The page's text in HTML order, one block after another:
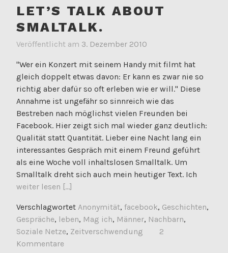
LET’S TALK ABOUT
SMALTALK.
Veröffentlicht am 3. Dezember 2010
"Wer ein Konzert mit seinem Handy mit filmt hat
gleich doppelt etwas davon: Er kann es zwar nie so
richtig aber dafür so oft erleben wie er will." Diese
Annahme ist ungefähr so sinnreich wie das
Bestreben nach möglichst vielen Freunden bei
Facebook. Hier zeigt sich mal wieder ganz deutlich:
Qualität statt Quantität. Lieber eine Nacht lang ein
interessantes Gespräch mit einem Freund geführt
als eine Woche voll inhaltslosen Smalltalk. Um
Smalltalk dreht sich auch mein heutiger Text. Ich
weiter lesen [...]
Verschlagwortet Anonymität, facebook, Geschichten,
Gespräche, leben, Mag ich, Männer, Nachbarn,
Soziale Netze, Zeitverschwendung
2
Kommentare